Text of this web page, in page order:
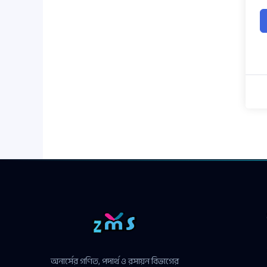
অনার্সের গণিত, পদার্থ ও রসায়ন বিভাগের